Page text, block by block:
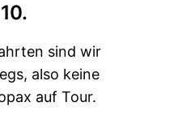
10.
sind wir
also keine
auf Tour.